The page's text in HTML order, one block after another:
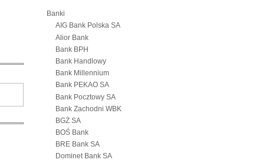
Banki
AIG Bank Polska SA
Alior Bank
Bank BPH
Bank Handlowy
Bank Millennium
Bank PEKAO SA
Bank Pocztowy SA
Bank Zachodni WBK
BGŻ SA
BOŚ Bank
BRE Bank SA
Dominet Bank SA